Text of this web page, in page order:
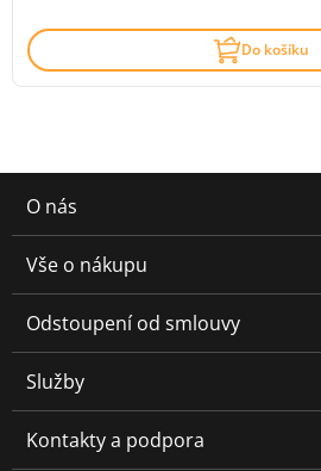
Do košíku
O nás
Vše o nákupu
Odstoupení od smlouvy
Služby
Kontakty a podpora